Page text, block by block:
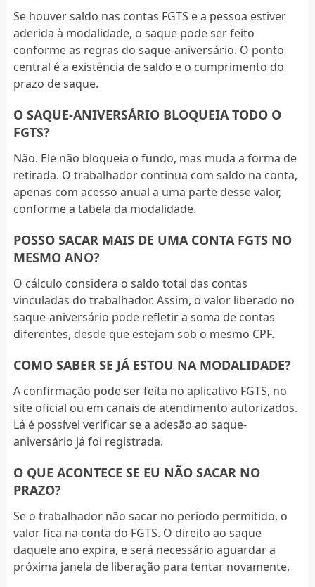
Se houver saldo nas contas FGTS e a pessoa estiver
aderida à modalidade, o saque pode ser feito
conforme as regras do saque-aniversário. O ponto
central é a existência de saldo e o cumprimento do
prazo de saque.
O SAQUE-ANIVERSÁRIO BLOQUEIA TODO O
FGTS?
Não. Ele não bloqueia o fundo, mas muda a forma de
retirada. O trabalhador continua com saldo na conta,
apenas com acesso anual a uma parte desse valor,
conforme a tabela da modalidade.
POSSO SACAR MAIS DE UMA CONTA FGTS NO
MESMO ANO?
O cálculo considera o saldo total das contas
vinculadas do trabalhador. Assim, o valor liberado no
saque-aniversário pode refletir a soma de contas
diferentes, desde que estejam sob o mesmo CPF.
COMO SABER SE JÁ ESTOU NA MODALIDADE?
A confirmação pode ser feita no aplicativo FGTS, no
site oficial ou em canais de atendimento autorizados.
Lá é possível verificar se a adesão ao saque-
aniversário já foi registrada.
O QUE ACONTECE SE EU NÃO SACAR NO
PRAZO?
Se o trabalhador não sacar no período permitido, o
valor fica na conta do FGTS. O direito ao saque
daquele ano expira, e será necessário aguardar a
próxima janela de liberação para tentar novamente.